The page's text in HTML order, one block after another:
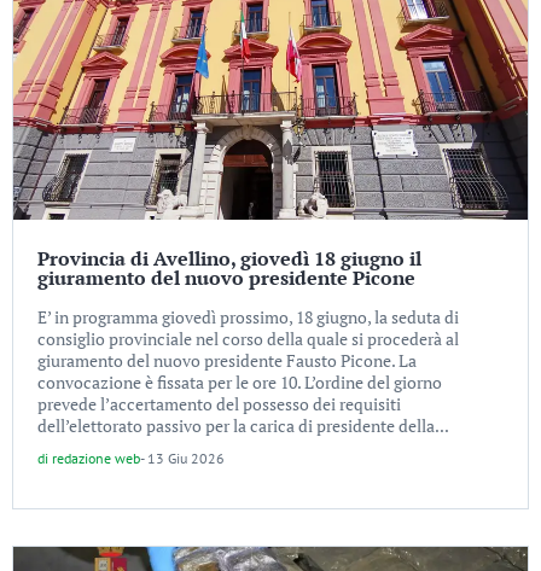
Provincia di Avellino, giovedì 18 giugno il
giuramento del nuovo presidente Picone
E’ in programma giovedì prossimo, 18 giugno, la seduta di
consiglio provinciale nel corso della quale si procederà al
giuramento del nuovo presidente Fausto Picone. La
convocazione è fissata per le ore 10. L’ordine del giorno
prevede l’accertamento del possesso dei requisiti
dell’elettorato passivo per la carica di presidente della...
di redazione web- 13 Giu 2026